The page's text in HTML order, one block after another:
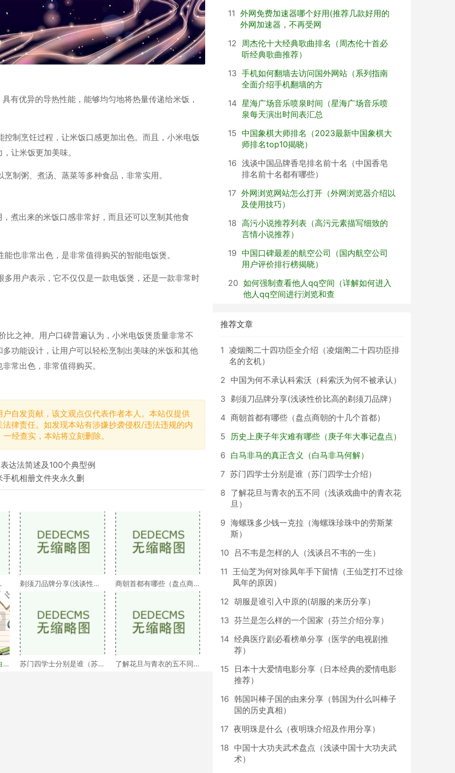
有优异的导热性能，能够均匀地将热量传递给米饭，
制烹饪过程，让米饭口感更加出色。而且，小米电饭
让米饭更加美味。
制粥、煮汤、蒸菜等多种食品，非常实用。
煮出来的米饭口感非常好，而且还可以烹制其他食
也非常出色，是非常值得购买的智能电饭煲。
用户表示，它不仅仅是一款电饭煲，还是一款非常时
比之神。用户口碑普遍认为，小米电饭煲质量非常不
功能设计，让用户可以轻松烹制出美味的米饭和其他
常出色，非常值得购买。
自发贡献，该文观点仅代表作者本人。本站仅提供
律责任。如发现本站有涉嫌抄袭侵权/违法违规的内
一经查实，本站将立刻删除。
达法简述及100个典型例
机相册文件夹永久删
剃须刀品牌分享(浅谈性价
比高的剃须刀品牌）
商朝首都有哪些（盘点商
朝的十几个首都）
苏门四学士分别是谁（苏
了解花旦与青衣的五不同
11 外网免费加速器哪个好用(推荐几款好用的
外网加速器，不再受网
12 周杰伦十大经典歌曲排名（周杰伦十首必
听经典歌曲推荐）
13 手机如何翻墙去访问国外网站（系列指南
全面介绍手机翻墙的方
14 星海广场音乐喷泉时间（星海广场音乐喷
泉每天演出时间表汇总
15 中国象棋大师排名（2023最新中国象棋大
师排名top10揭晓）
16 浅谈中国品牌香皂排名前十名（中国香皂
排名前十名都有哪些）
17 外网浏览网站怎么打开（外网浏览器介绍以
及使用技巧）
18 高污小说推荐列表（高污元素描写细致的
言情小说推荐）
19 中国口碑最差的航空公司（国内航空公司
用户评价排行榜揭晓）
20 如何强制查看他人qq空间（详解如何进入
他人qq空间进行浏览和查
推荐文章
1 凌烟阁二十四功臣全介绍（凌烟阁二十四功臣排
名的玄机）
2 中国为何不承认科索沃（科索沃为何不被承认）
3 剃须刀品牌分享(浅谈性价比高的剃须刀品牌）
4 商朝首都有哪些（盘点商朝的十几个首都）
5 历史上庚子年灾难有哪些（庚子年大事记盘点）
6 白马非马的真正含义（白马非马何解）
7 苏门四学士分别是谁（苏门四学士介绍）
8 了解花旦与青衣的五不同（浅谈戏曲中的青衣花
旦）
9 海螺珠多少钱一克拉（海螺珠珍珠中的劳斯莱
斯）
10
吕不韦是怎样的人（浅谈吕不韦的一生）
11 王仙芝为何对徐凤年手下留情（王仙芝打不过徐
凤年的原因）
12 胡服是谁引入中原的(胡服的来历分享）
13 芬兰是怎么样的一个国家（芬兰介绍分享）
14 经典医疗剧必看榜单分享（医学的电视剧推
荐）
15
日本十大爱情电影分享（日本经典的爱情电影
推荐）
16 韩国叫棒子国的由来分享（韩国为什么叫棒子
国的历史真相）
17 夜明珠是什么（夜明珠介绍及作用分享）
18 中国十大功夫武术盘点（浅谈中国十大功夫武
术）